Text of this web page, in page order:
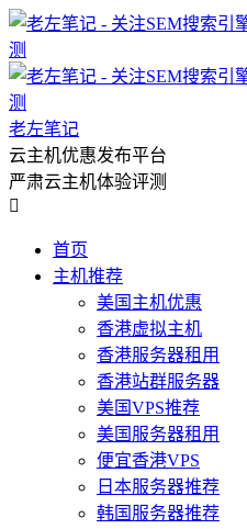
老左笔记
云主机优惠发布平台
严肃云主机体验评测

首页
主机推荐
美国主机优惠
香港虚拟主机
香港服务器租用
香港站群服务器
美国VPS推荐
美国服务器租用
便宜香港VPS
日本服务器推荐
韩国服务器推荐